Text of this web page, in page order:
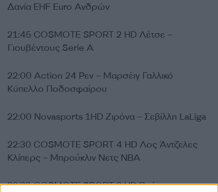
Δανία EHF Euro Ανδρών
21:45 COSMOTE SPORT 2 HD Λέτσε –
Γιουβέντους Serie A
22:00 Action 24 Ρεν – Μαρσέιγ Γαλλικό
Κύπελλο Ποδοσφαίρου
22:00 Novasports 1HD Ζιρόνα – Σεβίλλη LaLiga
22:30 COSMOTE SPORT 4 HD Λος Άντζελες
Κλίπερς – Μπρούκλιν Νετς NBA
22:30 COSMOTE SPORT 3 HD Βιτόρια